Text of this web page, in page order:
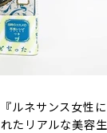
ルネサンス女性に
れたリアルな美容生